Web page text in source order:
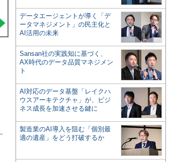
データエージェントが導く「デ
ータマネジメント」の民主化と
AI活用の未来
Sansan社の実践知に基づく、
AX時代のデータ品質マネジメン
ト
AI対応のデータ基盤「レイクハ
ウスアーキテクチャ」が、ビジ
ネス成長を加速させる鍵に
製造業のAI導入を阻む「個別最
適の遺産」をどう打破するか